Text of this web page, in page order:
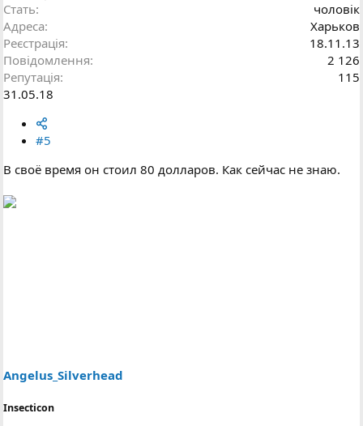
Стать
чоловік
Адреса
Харьков
Реєстрація
18.11.13
Повідомлення
2 126
Репутація
115
31.05.18
#5
В своё время он стоил 80 долларов. Как сейчас не знаю.
Angelus_Silverhead
Insecticon